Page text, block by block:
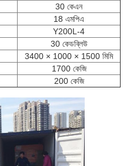
30 কেএন
18 এমপিএ
Y200L-4
30 কেডব্লিউ
3400 × 1000 × 1500 মিমি
1700 কেজি
200 কেজি